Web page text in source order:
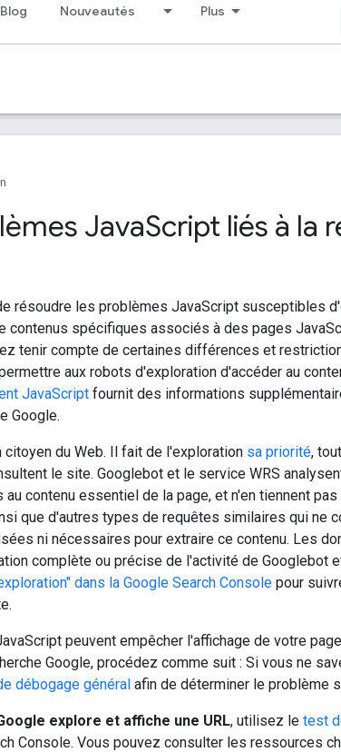
Blog Nouveautés Plus
JavaScript liés à la
résoudre les problèmes JavaScript susceptibles
contenus spécifiques associés à des pages
tenir compte de certaines différences et
aux robots d'exploration d'accéder au
JavaScript fournit des informations
Google.
du Web. Il fait de l'exploration sa priorité,
le site. Googlebot et le service WRS
contenu essentiel de la page, et n'en tiennent
que d'autres types de requêtes similaires qui ne
ni nécessaires pour extraire ce contenu. Les
complète ou précise de l'activité de Googlebot
dans la Google Search Console pour
peuvent empêcher l'affichage de votre
Google, procédez comme suit : Si vous ne
débogage général afin de déterminer le problème
explore et affiche une URL, utilisez le test
Console. Vous pouvez consulter les ressources